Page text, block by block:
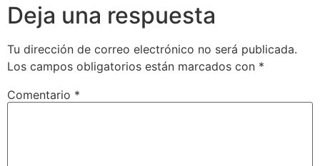
Deja una respuesta
Tu dirección de correo electrónico no será publicada.
Los campos obligatorios están marcados con *
Comentario *